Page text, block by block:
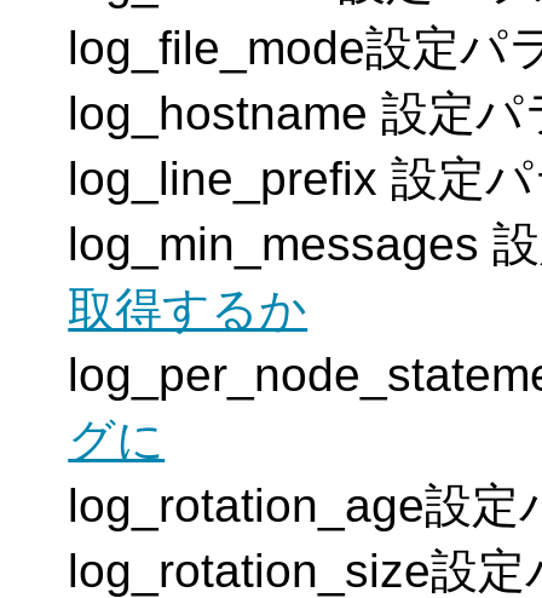
log_file_mode設定パ
log_hostname 設定
log_line_prefix 設定
log_min_messages
取得するか
グに
log_rotation_age設
log_rotation_size設